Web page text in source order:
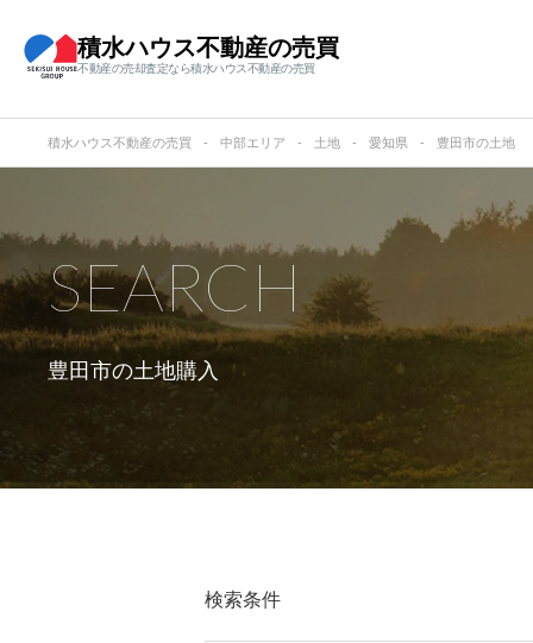
積水ハウス不動産の売買
不動産の売却査定なら積水ハウス不動産の売買
積水ハウス不動産の売買 中部エリア 土地 愛知県 豊田市の土地
豊田市の土地購入
SEARCH
検索条件